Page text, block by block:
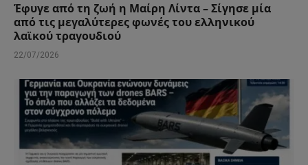
Έφυγε από τη ζωή η Μαίρη Λίντα – Σίγησε μία
από τις μεγαλύτερες φωνές του ελληνικού
λαϊκού τραγουδιού
22/07/2026